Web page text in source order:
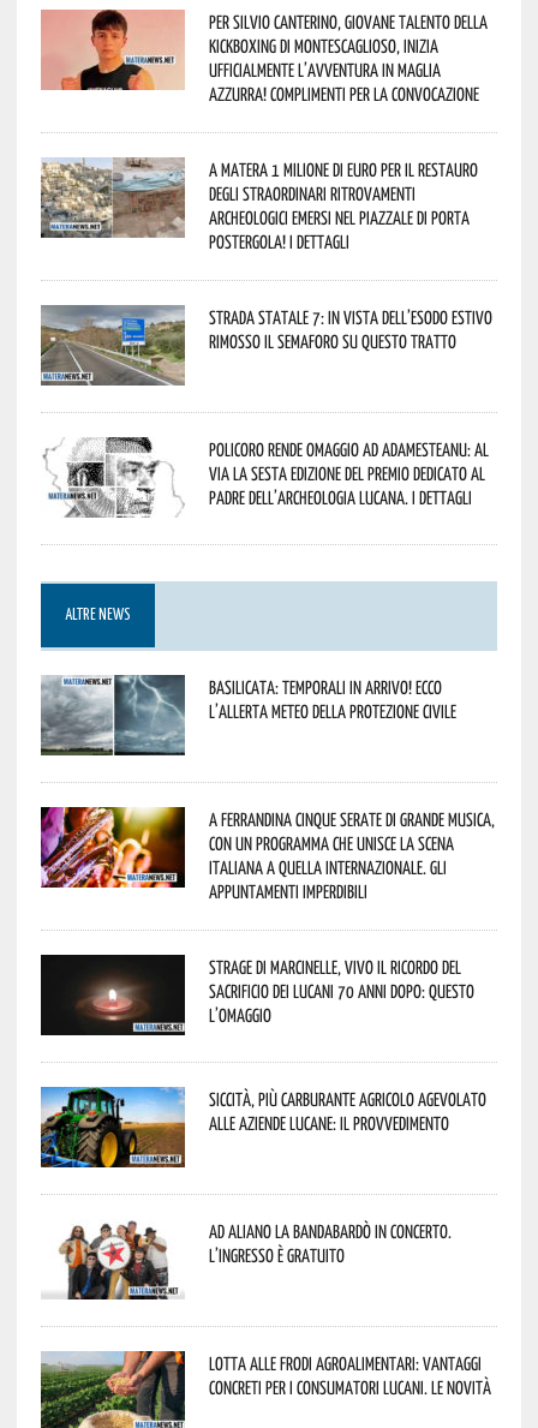
Per Silvio Canterino, giovane talento della
kickboxing di Montescaglioso, inizia
ufficialmente l’avventura in maglia
azzurra! Complimenti per la convocazione
A Matera 1 milione di euro per il restauro
degli straordinari ritrovamenti
archeologici emersi nel piazzale di Porta
Postergola! I dettagli
Strada statale 7: in vista dell’esodo estivo
rimosso il semaforo su questo tratto
Policoro rende omaggio ad Adamesteanu: al
via la sesta edizione del Premio dedicato al
padre dell’archeologia lucana. I dettagli
ALTRE NEWS
Basilicata: temporali in arrivo! Ecco
l’allerta meteo della Protezione civile
A Ferrandina cinque serate di grande musica,
con un programma che unisce la scena
italiana a quella internazionale. Gli
appuntamenti imperdibili
Strage di Marcinelle, vivo il ricordo del
sacrificio dei lucani 70 anni dopo: questo
l’omaggio
Siccità, più carburante agricolo agevolato
alle aziende lucane: il provvedimento
Ad Aliano la Bandabardò in concerto.
L’ingresso è gratuito
Lotta alle frodi agroalimentari: vantaggi
concreti per i consumatori lucani. Le novità